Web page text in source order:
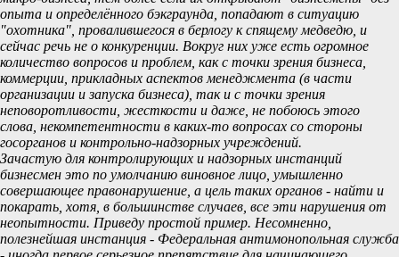
опыта и определённого бэкграунда, попадают в ситуацию
"охотника", провалившегося в берлогу к спящему медведю, и
сейчас речь не о конкуренции. Вокруг них уже есть огромное
количество вопросов и проблем, как с точки зрения бизнеса,
коммерции, прикладных аспектов менеджмента (в части
организации и запуска бизнеса), так и с точки зрения
неповоротливости, жесткости и даже, не побоюсь этого
слова, некомпетентности в каких-то вопросах со стороны
госорганов и контрольно-надзорных учреждений.
Зачастую для контролирующих и надзорных инстанций
бизнесмен это по умолчанию виновное лицо, умышленно
совершающее правонарушение, а цель таких органов - найти и
покарать, хотя, в большинстве случаев, все эти нарушения от
неопытности. Приведу простой пример. Несомненно,
полезнейшая инстанция - Федеральная антимонопольная служба